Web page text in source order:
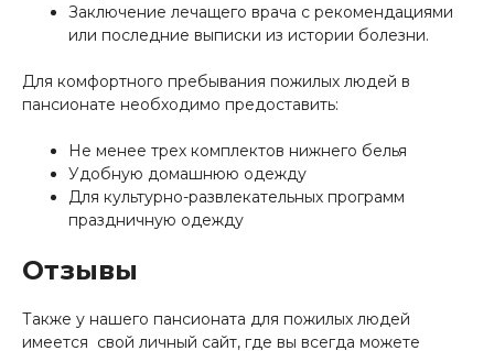
Заключение лечащего врача с рекомендациями
или последние выписки из истории болезни.
Для комфортного пребывания пожилых людей в
пансионате необходимо предоставить:
Не менее трех комплектов нижнего белья
Удобную домашнюю одежду
Для культурно-развлекательных программ
праздничную одежду
Отзывы
Также у нашего пансионата для пожилых людей
имеется свой личный сайт, где вы всегда можете